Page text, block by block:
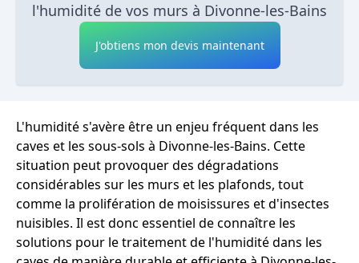
l'humidité de vos murs à Divonne-les-Bains
J'obtiens mon devis maintenant
L'humidité s'avère être un enjeu fréquent dans les
caves et les sous-sols à Divonne-les-Bains. Cette
situation peut provoquer des dégradations
considérables sur les murs et les plafonds, tout
comme la prolifération de moisissures et d'insectes
nuisibles. Il est donc essentiel de connaître les
solutions pour le traitement de l'humidité dans les